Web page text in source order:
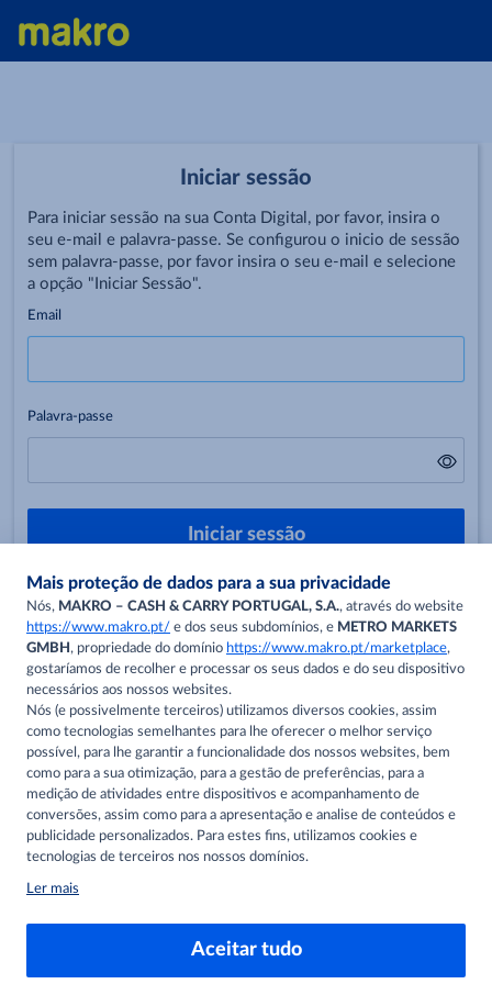
Iniciar sessão
Para iniciar sessão na sua Conta Digital, por favor, insira o
seu e-mail e palavra-passe. Se configurou o inicio de sessão
sem palavra-passe, por favor insira o seu e-mail e selecione
a opção "Iniciar Sessão".
Email
Palavra-passe
Iniciar sessão
Esqueci-me da palavra-passe
Não tenho uma conta digital makro
Criar uma